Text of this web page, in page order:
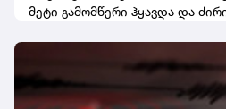
მეტი გამომწერი ჰყავდა და
პოლიციას ჯერჯერობით არავინ
ეჭვმიტანილები ადგილიდან
ეს მექსიკაში ინფლუენსერის
შემთხვევა არ არის. გასულ